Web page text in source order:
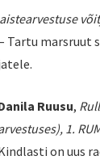
Tartu
Ruusu,
1.
on uus